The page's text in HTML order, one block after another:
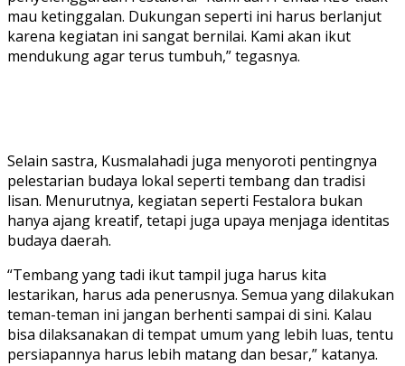
mau ketinggalan. Dukungan seperti ini harus berlanjut
karena kegiatan ini sangat bernilai. Kami akan ikut
mendukung agar terus tumbuh,” tegasnya.
Festalora
2025/dok.ist
Selain sastra, Kusmalahadi juga menyoroti pentingnya
pelestarian budaya lokal seperti tembang dan tradisi
lisan. Menurutnya, kegiatan seperti Festalora bukan
hanya ajang kreatif, tetapi juga upaya menjaga identitas
budaya daerah.
“Tembang yang tadi ikut tampil juga harus kita
lestarikan, harus ada penerusnya. Semua yang dilakukan
teman-teman ini jangan berhenti sampai di sini. Kalau
bisa dilaksanakan di tempat umum yang lebih luas, tentu
persiapannya harus lebih matang dan besar,” katanya.